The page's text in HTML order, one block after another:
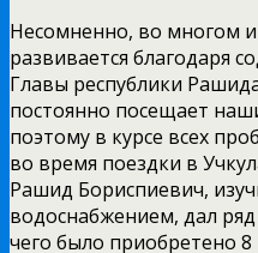
Несомненно, во многом
развивается благодаря
Главы республики
постоянно посещает
поэтому в курсе всех
во время поездки в
Рашид Бориспиевич,
водоснабжением, дал
чего было приобретено